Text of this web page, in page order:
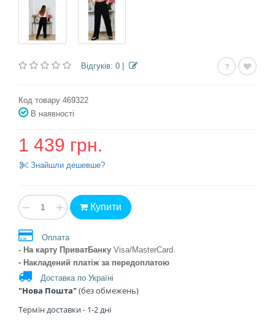
Відгуків: 0
Код товару 469322
В наявності
1 439 грн.
Знайшли дешевше?
− + Купити
Оплата
- На карту ПриватБанку Visa/MasterCard.
- Накладений платіж за передоплатою
Доставка по Україні
"Нова Пошта"(без обмежень)
Терміндоставки - 1-2 дні